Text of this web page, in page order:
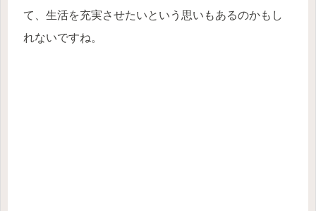
て、生活を充実させたいという思いもあるのかもし
れないですね。